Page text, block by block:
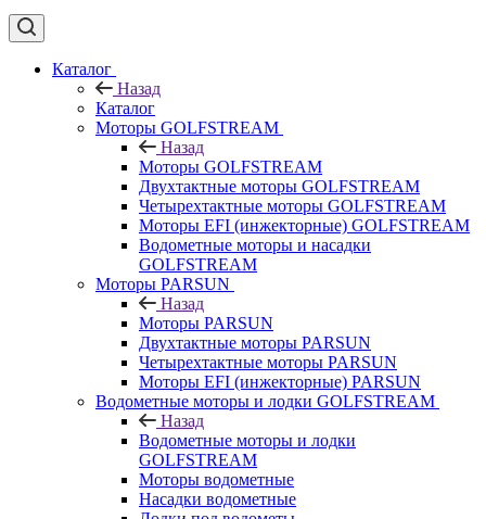
Каталог
Назад
Каталог
Моторы GOLFSTREAM
Назад
Моторы GOLFSTREAM
Двухтактные моторы GOLFSTREAM
Четырехтактные моторы GOLFSTREAM
Моторы EFI (инжекторные) GOLFSTREAM
Водометные моторы и насадки
GOLFSTREAM
Моторы PARSUN
Назад
Моторы PARSUN
Двухтактные моторы PARSUN
Четырехтактные моторы PARSUN
Моторы EFI (инжекторные) PARSUN
Водометные моторы и лодки GOLFSTREAM
Назад
Водометные моторы и лодки
GOLFSTREAM
Моторы водометные
Насадки водометные